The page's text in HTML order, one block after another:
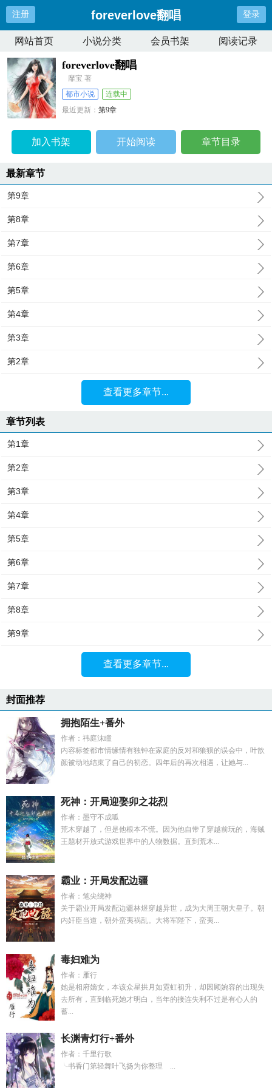
注册 foreverlove翻唱 登录
网站首页 小说分类 会员书架 阅读记录
foreverlove翻唱
靡宝 著
都市小说
连载中
最近更新：第9章
加入书架 开始阅读 章节目录
最新章节
第9章
第8章
第7章
第6章
第5章
第4章
第3章
第2章
查看更多章节...
章节列表
第1章
第2章
第3章
第4章
第5章
第6章
第7章
第8章
第9章
查看更多章节...
封面推荐
拥抱陌生+番外
作者：祎庭沫瞳
内容标签都市情缘情有独钟在家庭的反对和狼狈的误会中，叶歆
颜被动地结束了自己的初恋。四年后的再次相遇，让她与...
死神：开局迎娶卯之花烈
作者：墨守不成呱
荒木穿越了，但是他根本不慌。因为他自带了穿越前玩的，海贼
王题材开放式游戏世界中的人物数据。直到荒木...
霸业：开局发配边疆
作者：笔尖绕神
关于霸业开局发配边疆林煜穿越异世，成为大周王朝大皇子。朝
内奸臣当道，朝外蛮夷祸乱。大将军陛下，蛮夷...
毒妇难为
作者：雁行
她是相府嫡女，本该众星拱月如霓虹初升，却因顾婉容的出现失
去所有，直到临死她才明白，当年的接连失利不过是有心人的
蓄...
长渊青灯行+番外
作者：千里行歌
╰书香门第轻舞叶飞扬为你整理 ...